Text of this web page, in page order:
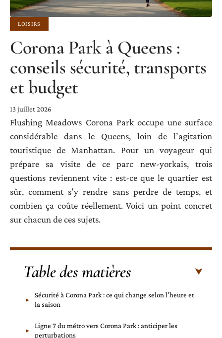
LOISIRS
Corona Park à Queens :
conseils sécurité, transports
et budget
13 juillet 2026
Flushing Meadows Corona Park occupe une surface
considérable dans le Queens, loin de l’agitation
touristique de Manhattan. Pour un voyageur qui
prépare sa visite de ce parc new-yorkais, trois
questions reviennent vite : est-ce que le quartier est
sûr, comment s’y rendre sans perdre de temps, et
combien ça coûte réellement. Voici un point concret
sur chacun de ces sujets.
Table des matières
Sécurité à Corona Park : ce qui change selon l’heure et
la saison
Ligne 7 du métro vers Corona Park : anticiper les
perturbations